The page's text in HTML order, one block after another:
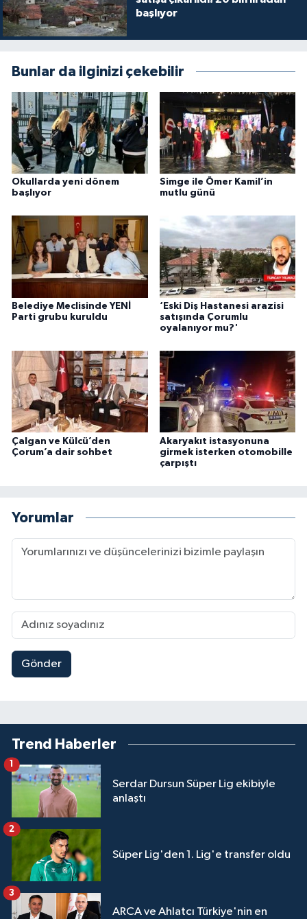
başlıyor
Bunlar da ilginizi çekebilir
Okullarda yeni dönem
başlıyor
Simge ile Ömer Kamil’in
mutlu günü
Belediye Meclisinde YENİ
Parti grubu kuruldu
‘Eski Diş Hastanesi arazisi
satışında Çorumlu
oyalanıyor mu?'
Çalgan ve Külcü’den
Çorum’a dair sohbet
Akaryakıt istasyonuna
girmek isterken otomobille
çarpıştı
Yorumlar
Gönder
Trend Haberler
Serdar Dursun Süper Lig ekibiyle
anlaştı
Süper Lig'den 1. Lig'e transfer oldu
2
ARCA ve Ahlatcı Türkiye'nin en
3